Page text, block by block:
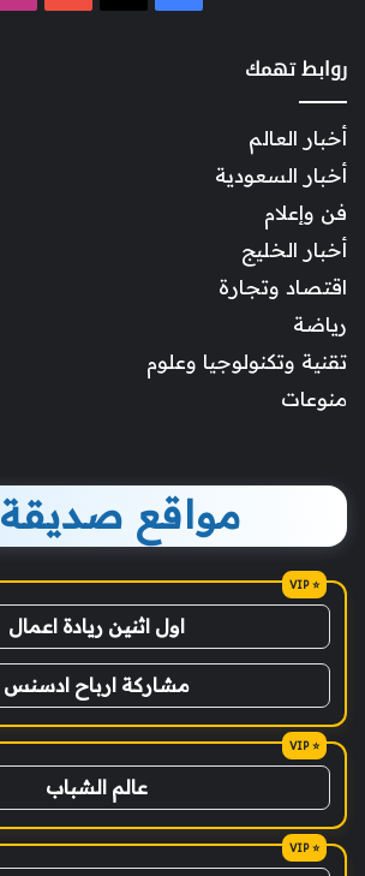
روابط تهمك
أخبار العالم
أخبار السعودية
فن وإعلام
أخبار الخليج
اقتصاد وتجارة
رياضة
تقنية وتكنولوجيا وعلوم
منوعات
مواقع صديقة
اول اثنين ريادة اعمال
مشاركة ارباح ادسنس
عالم الشباب